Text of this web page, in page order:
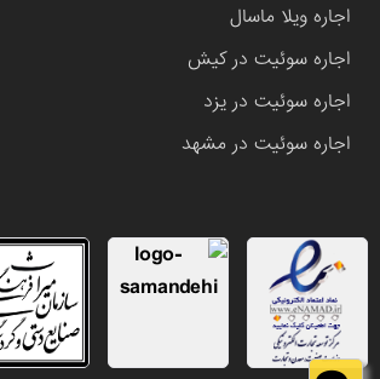
اجاره ویلا ماسال
اجاره سوئیت در کیش
اجاره سوئیت در یزد
اجاره سوئیت در مشهد